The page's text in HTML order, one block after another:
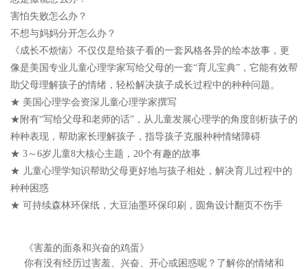
害怕失败怎么办？
不想与妈妈分开怎么办？
《成长不烦恼》不仅仅是给孩子看的一套风格各异的绘本故事，更
像是美国专业儿童心理学家写给父母的一套“育儿宝典”，它能有效帮
助父母理解孩子的情绪，轻松解决孩子成长过程中的种种问题。
★ 美国心理学会资深儿童心理学家撰写
★附有“写给父母和老师的话”，从儿童发展心理学的角度剖析孩子的
种种表现，帮助家长理解孩子，指导孩子克服种种情绪障碍
★ 3～6岁儿童8大核心主题，20个有趣的故事
★ 儿童心理学知识帮助父母更好地与孩子相处，解决育儿过程中的
种种困惑
★ 可持续森林环保纸，大豆油墨环保印刷，圆角设计翻页不伤手
《害羞的面条和兴奋的鸡蛋》
你有没有经历过害羞、兴奋、开心或困惑呢？了解你的情绪和